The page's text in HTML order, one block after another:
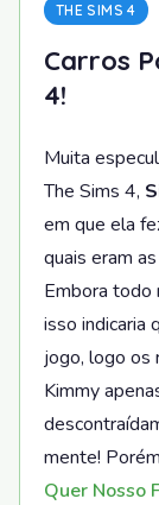
THE SIMS 4
Carros
4!
Muita
The Sims 4,
em que ela
quais eram
Embora todo
isso indicaria
jogo, logo os
Kimmy
mente!
Quer Nosso